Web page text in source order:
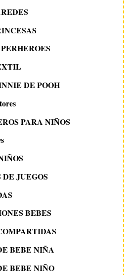
DE POOH
PARA NIÑOS
JUEGOS
BEBES
BEBE NIÑA
BEBE NIÑO